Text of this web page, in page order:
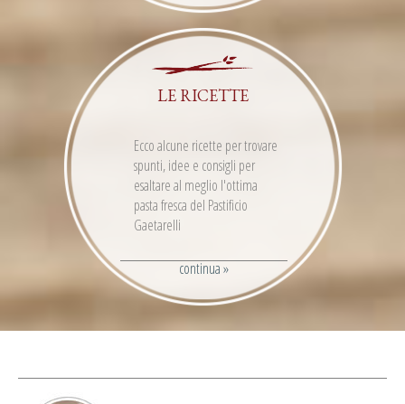
LE RICETTE
Ecco alcune ricette per trovare
spunti, idee e consigli per
esaltare al meglio l'ottima
pasta fresca del Pastificio
Gaetarelli
continua »